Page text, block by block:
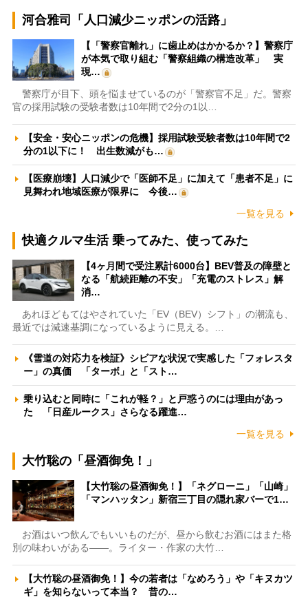
河合雅司「人口減少ニッポンの活路」
【「警察官離れ」に歯止めはかかるか？】警察庁
が本気で取り組む「警察組織の構造改革」 実
現…
警察庁が目下、頭を悩ませているのが「警察官不足」だ。警察
官の採用試験の受験者数は10年間で2分の1以…
【安全・安心ニッポンの危機】採用試験受験者数は10年間で2
分の1以下に！ 出生数減がも…
【医療崩壊】人口減少で「医師不足」に加えて「患者不足」に
見舞われ地域医療が限界に 今後…
一覧を見る
快適クルマ生活 乗ってみた、使ってみた
【4ヶ月間で受注累計6000台】BEV普及の障壁と
なる「航続距離の不安」「充電のストレス」解
消…
あれほどもてはやされていた「EV（BEV）シフト」の潮流も、
最近では減速基調になっているように見える。…
《雪道の対応力を検証》シビアな状況で実感した「フォレスタ
ー」の真価 「ターボ」と「スト…
乗り込むと同時に「これが軽？」と戸惑うのには理由があっ
た 「日産ルークス」さらなる躍進…
一覧を見る
大竹聡の「昼酒御免！」
【大竹聡の昼酒御免！】「ネグローニ」「山崎」
「マンハッタン」新宿三丁目の隠れ家バーで1…
お酒はいつ飲んでもいいものだが、昼から飲むお酒にはまた格
別の味わいがある――。ライター・作家の大竹…
【大竹聡の昼酒御免！】今の若者は「なめろう」や「キヌカツ
ギ」を知らないって本当？ 昔の…